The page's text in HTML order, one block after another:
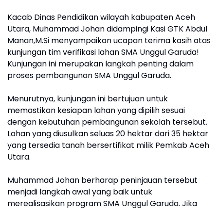
Kacab Dinas Pendidikan wilayah kabupaten Aceh
Utara, Muhammad Johan didampingi Kasi GTK Abdul
Manan,M.Si menyampaikan ucapan terima kasih atas
kunjungan tim verifikasi lahan SMA Unggul Garuda!
Kunjungan ini merupakan langkah penting dalam
proses pembangunan SMA Unggul Garuda.
Menurutnya, kunjungan ini bertujuan untuk
memastikan kesiapan lahan yang dipilih sesuai
dengan kebutuhan pembangunan sekolah tersebut.
Lahan yang diusulkan seluas 20 hektar dari 35 hektar
yang tersedia tanah bersertifikat milik Pemkab Aceh
Utara.
Muhammad Johan berharap peninjauan tersebut
menjadi langkah awal yang baik untuk
merealisasikan program SMA Unggul Garuda. Jika